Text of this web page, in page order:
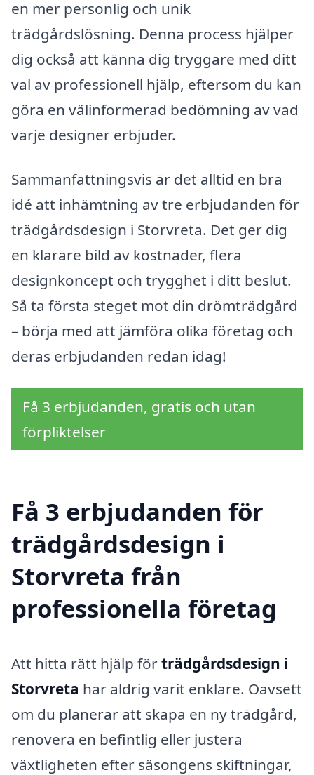
en mer personlig och unik
trädgårdslösning. Denna process hjälper
dig också att känna dig tryggare med ditt
val av professionell hjälp, eftersom du kan
göra en välinformerad bedömning av vad
varje designer erbjuder.
Sammanfattningsvis är det alltid en bra
idé att inhämtning av tre erbjudanden för
trädgårdsdesign i Storvreta. Det ger dig
en klarare bild av kostnader, flera
designkoncept och trygghet i ditt beslut.
Så ta första steget mot din drömträdgård
– börja med att jämföra olika företag och
deras erbjudanden redan idag!
Få 3 erbjudanden, gratis och utan
förpliktelser
Få 3 erbjudanden för
trädgårdsdesign i
Storvreta från
professionella företag
Att hitta rätt hjälp förträdgårdsdesign i
Storvreta har aldrig varit enklare. Oavsett
om du planerar att skapa en ny trädgård,
renovera en befintlig eller justera
växtligheten efter säsongens skiftningar,